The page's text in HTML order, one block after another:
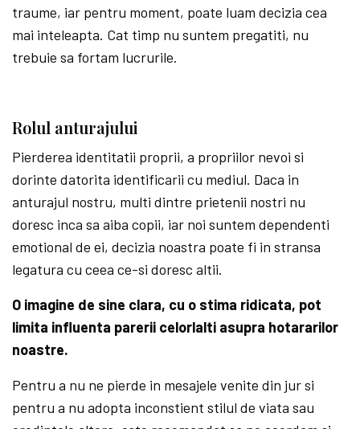
traume, iar pentru moment, poate luam decizia cea
mai inteleapta. Cat timp nu suntem pregatiti, nu
trebuie sa fortam lucrurile.
Rolul anturajului
Pierderea identitatii proprii, a propriilor nevoi si
dorinte datorita identificarii cu mediul. Daca in
anturajul nostru, multi dintre prietenii nostri nu
doresc inca sa aiba copii, iar noi suntem dependenti
emotional de ei, decizia noastra poate fi in stransa
legatura cu ceea ce-si doresc altii.
O imagine de sine clara, cu o stima ridicata, pot
limita influenta parerii celorlalti asupra hotararilor
noastre.
Pentru a nu ne pierde in mesajele venite din jur si
pentru a nu adopta inconstient stilul de viata sau